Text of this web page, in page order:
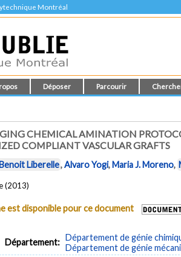
Montréal
Déposer Parcourir
CHEMICAL AMINATION
COMPLIANT VASCULAR GRAFTS
Benoit Liberelle,Alvaro Yogi,Maria J. Moreno,
(2013)
est disponible pour ce document
Département: Département de génie
Département de génie